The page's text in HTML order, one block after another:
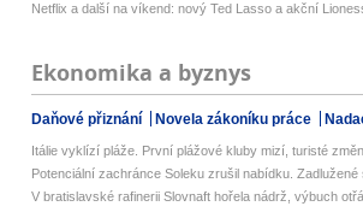
Netflix a další na víkend: nový Ted Lasso a akční
Ekonomika a byznys
Daňové přiznání Novela zákoníku práce
Itálie vyklízí pláže. První plážové kluby mizí, turisté
Potenciální zachránce Soleku zrušil nabídku. Zadlužené
V bratislavské rafinerii Slovnaft hořela nádrž, výbuch